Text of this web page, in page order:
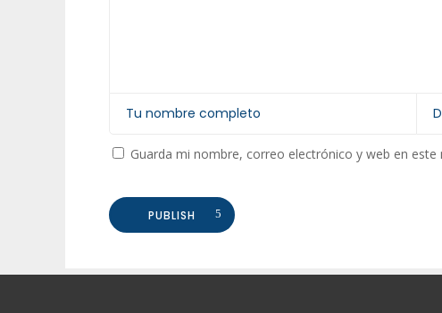
Guarda mi nombre, correo electrónico y web en
PUBLISH